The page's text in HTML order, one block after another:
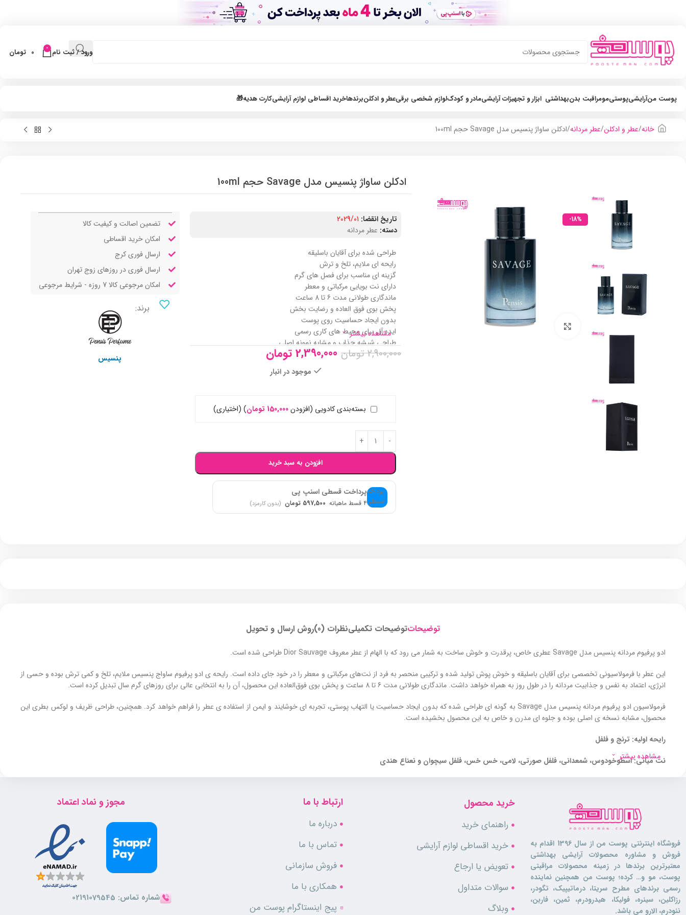
ورود / ثبت نام 0
0 تومان
پوست منآرایشیپوستیمومراقبت بدنبهداشتی ابزار و تجهیزات آرایشیمادر و کودکلوازم شخصی برقیعطر و ادکلنبرندهاخرید اقساطی لوازم آرایشیکارت هدیه🎁
خانه عطر و ادکلن عطر مردانه ادکلن ساواژ پنسیس مدل Savage حجم 100ml
-18%
بزرگنمایی تصویر
ادکلن ساواژ پنسیس مدل Savage حجم 100ml
تاریخ انقضا: 2029/01
دسته: عطر مردانه
طراحی شده برای آقایان باسلیقه
رایحه ای ملایم، تلخ و ترش
گزینه ای مناسب برای فصل های گرم
دارای نت بویایی مرکباتی و معطر
ماندگاری طولانی مدت 6 تا 8 ساعت
پخش بوی فوق العاده و رضایت بخش
بدون ایجاد حساسیت روی پوست
ایده آل برای محیط‌ های کاری رسمی
طراحی شیشه جذاب و مشابه نمونه اصلی
الهام گرفته از عطر Dior Sauvage
مشاهده بیشتر
2,900,000 تومان 2,390,000 تومان
موجود در انبار
بسته‌بندی کادویی (افزودن150,000 تومان) (اختیاری)
افزودن به سبد خرید
پرداخت قسطی اسنپ پی
۴ قسط ماهیانه 597,500 تومان (بدون کارمزد)
تضمین اصالت و کیفیت کالا
امکان خرید اقساطی
ارسال فوری کرج
ارسال فوری در روزهای زوج تهران
امکان مرجوعی کالا 7 روزه - شرایط مرجوعی
برند:
پنسیس
توضیحاتتوضیحات تکمیلینظرات (0) روش ارسال و تحویل
ادو پرفیوم مردانه پنسیس مدل Savage عطری خاص، پرقدرت و خوش‌ ساخت به شمار می رود که با الهام از عطر معروف Dior Sauvage طراحی شده است.
این عطر با فرمولاسیونی تخصصی برای آقایان باسلیقه و خوش‌ پوش تولید شده و ترکیبی منحصر به‌ فرد از نت‌های مرکباتی و معطر را در خود جای داده است. رایحه‌ ی ادو پرفیوم ساواج پنسیس ملایم، تلخ و کمی ترش بوده و حسی از
انرژی، اعتماد به‌ نفس و جذابیت مردانه را در طول روز به همراه خواهد داشت. ماندگاری طولانی‌ مدت 6 تا 8 ساعت و پخش بوی فوق‌العاده این محصول، آن را به انتخابی عالی برای روزهای گرم سال تبدیل کرده است.
فرمولاسیون ادو پرفیوم مردانه پنسیس مدل Savage به گونه‌ ای طراحی شده که بدون ایجاد حساسیت یا التهاب پوستی، تجربه‌ ای خوشایند و ایمن از استفاده‌ ی عطر را فراهم خواهد کرد. همچنین، طراحی ظریف و لوکس بطری این
محصول، مشابه نسخه‌ ی اصلی بوده و جلوه‌ ای مدرن و خاص به این محصول بخشیده است.
رایحه اولیه: ترنج و فلفل
نت میانی: اسطوخودوس، شمعدانی، فلفل صورتی، لامی، خس خس، فلفل سیچوان و نعناع هندی
ادو پرفیوم ساواج پنسیس برای چه کسانی مناسب است؟
عطر مردانه
ساله مناسب بوده و سبکی کلاسیک اما مدرن را به آن ها هدیه می دهد.
مشاهده بیشتر
فروشگاه اینترنتی پوست من از سال 1396 اقدام به
فروش و مشاوره محصولات آرایشی بهداشتی
معتبرترین برندها در زمینه محصولات مراقبتی
پوست، مو و… کرده؛ پوست من همچنین نماینده
رسمی برندهای مطرح سریتا، درماتیپیک، تگودر،
رزاکلین، سینره، فولیکا، هیدرودرم، ثمین، فاربن،
نئودرم، الارو می باشد.
خرید محصول
راهنمای خرید
خرید اقساطی لوازم آرایشی
تعویض یا ارجاع
سوالات متداول
وبلاگ
ارتباط با ما
درباره ما
تماس با ما
فروش سازمانی
همکاری با ما
پیج اینستاگرام پوست من
مجوز و نماد اعتماد
شماره تماس: 02191079545